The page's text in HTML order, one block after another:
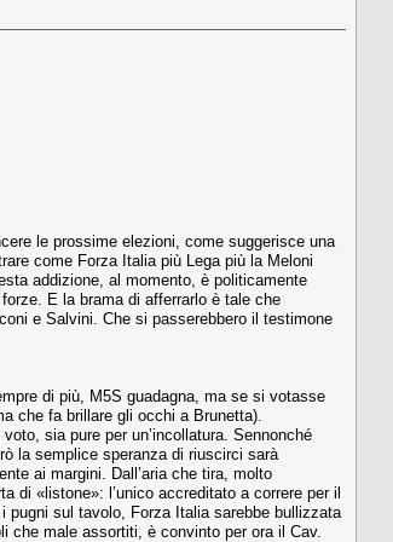
le prossime elezioni, come suggerisce una
come Forza Italia più Lega più la Meloni
addizione, al momento, è politicamente
E la brama di afferrarlo è tale che
e Salvini. Che si passerebbero il testimone
di più, M5S guadagna, ma se si votasse
che fa brillare gli occhi a Brunetta).
sia pure per un’incollatura. Sennonché
la semplice speranza di riuscirci sarà
ai margini. Dall’aria che tira, molto
di «listone»: l’unico accreditato a correre per il
pugni sul tavolo, Forza Italia sarebbe bullizzata
che male assortiti, è convinto per ora il Cav.